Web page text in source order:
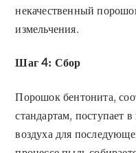
некачественный
измельчения.
Шаг 4: Сбор
Порошок бентонита,
стандартам, поступает
воздуха для